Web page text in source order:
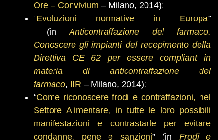
Ore – Convivium – Milano, 2014);
“Evoluzioni normative in Europa”
(inAnticontraffazione del farmaco.
Conoscere gli impianti del recepimento della
Direttiva CE 62 per essere compliant in
materia di anticontraffazione del
farmaco, IIR – Milano, 2014);
“Come riconoscere frodi e contraffazioni, nel
Settore Alimentare, in tutte le loro possibili
manifestazioni e contrastarle per evitare
condanne, pene e sanzioni” (in Frodi e